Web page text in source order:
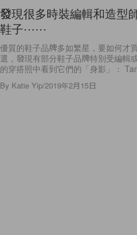
發現很多時裝編輯和造型
鞋子⋯⋯
優質的鞋子品牌多如繁星，要如何才
選，發現有部分鞋子品牌特別受編輯
的穿搭照中看到它們的「身影」：
By Katie Yip/2019年2月15日